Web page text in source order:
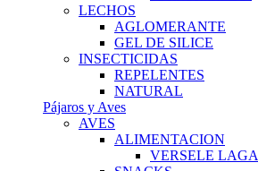
LECHOS
AGLOMERANTE
GEL DE SILICE
INSECTICIDAS
REPELENTES
NATURAL
Pájaros y Aves
AVES
ALIMENTACION
VERSELE LAGA